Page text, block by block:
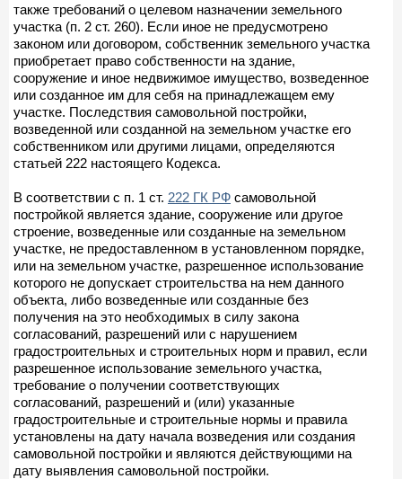
также требований о целевом назначении земельного
участка (п. 2 ст. 260). Если иное не предусмотрено
законом или договором, собственник земельного участка
приобретает право собственности на здание,
сооружение и иное недвижимое имущество, возведенное
или созданное им для себя на принадлежащем ему
участке. Последствия самовольной постройки,
возведенной или созданной на земельном участке его
собственником или другими лицами, определяются
статьей 222 настоящего Кодекса.
В соответствии с п. 1 ст. 222 ГК РФ самовольной
постройкой является здание, сооружение или другое
строение, возведенные или созданные на земельном
участке, не предоставленном в установленном порядке,
или на земельном участке, разрешенное использование
которого не допускает строительства на нем данного
объекта, либо возведенные или созданные без
получения на это необходимых в силу закона
согласований, разрешений или с нарушением
градостроительных и строительных норм и правил, если
разрешенное использование земельного участка,
требование о получении соответствующих
согласований, разрешений и (или) указанные
градостроительные и строительные нормы и правила
установлены на дату начала возведения или создания
самовольной постройки и являются действующими на
дату выявления самовольной постройки.